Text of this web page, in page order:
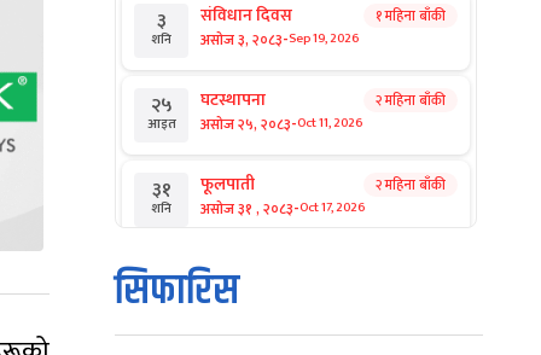
३
शनि
संविधान दिवस
असोज ३, २०८३-Sep 19, 2026
१ महिना बाँकी
२५
आइत
घटस्थापना
असोज २५, २०८३-Oct 11, 2026
२ महिना बाँकी
३१
शनि
फूलपाती
असोज ३१ , २०८३-Oct 17, 2026
२ महिना बाँकी
१
आइत
कार्तिक सङ्क्रान्ति
कार्तिक १, २०८३
सिफारिस